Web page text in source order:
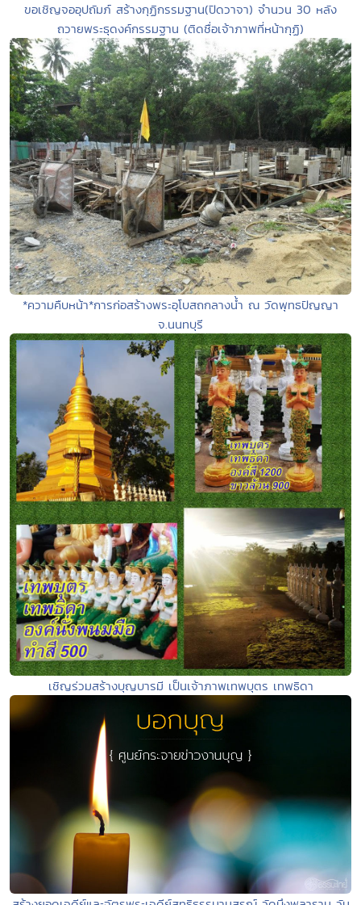
ขอเชิญจออุปถัมภ์ สร้างกุฏิกรรมฐาน(ปิดวาจา) จำนวน 30 หลัง
ถวายพระธุดงค์กรรมฐาน (ติดชื่อเจ้าภาพที่หน้ากุฏิ)
*ความคืบหน้า*การก่อสร้างพระอุโบสถกลางน้ำ ณ วัดพุทธปัญญา
จ.นนทบุรี
เชิญร่วมสร้างบุญบารมี เป็นเจ้าภาพเทพบุตร เทพธิดา